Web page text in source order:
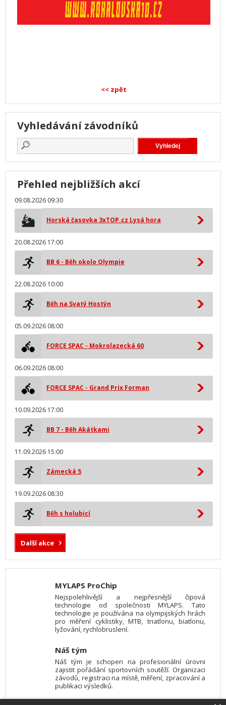
<< zpět
Vyhledávání závodníků
Přehled nejbližších akcí
09.08.2026 09:30
Horská časovka 3xTOP.cz Lysá hora
20.08.2026 17:00
BB 6 - Běh okolo Olympie
22.08.2026 10:00
Běh na Svatý Hostýn
05.09.2026 08:00
FORCE SPAC - Mokrolazecká 60
06.09.2026 08:00
FORCE SPAC - Grand Prix Forman
10.09.2026 17:00
BB 7 - Běh Akátkami
11.09.2026 15:00
Zámecká 5
19.09.2026 08:30
Běh s holubicí
Další akce
MYLAPS ProChip
Nejspolehlivější a nejpřesnější čipová
technologie od společnosti MYLAPS. Tato
technologie je používána na olympijských hrách
pro měření cyklistiky, MTB, triatlonu, biatlonu,
lyžování, rychlobruslení.
Náš tým
Náš tým je schopen na profesionální úrovni
zajistit pořádání sportovních soutěží. Organizaci
závodů, registraci na místě, měření, zpracování a
publikaci výsledků.